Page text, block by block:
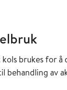
brukes for å
behandling av